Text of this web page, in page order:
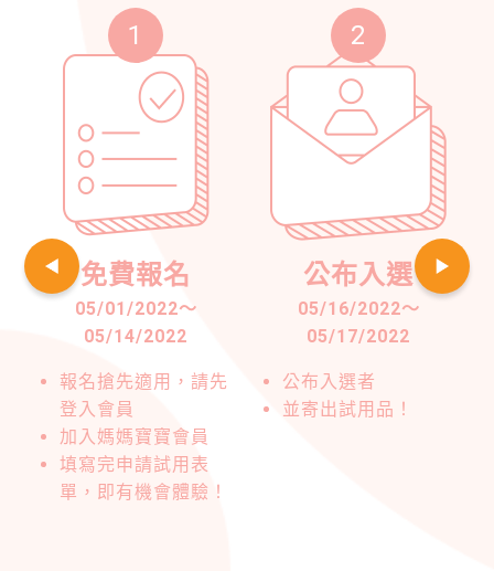
1
免費報名
05/01/2022～
05/14/2022
報名搶先適用，請先
登入會員
加入媽媽寶寶會員
填寫完申請試用表
單，即有機會體驗！
2
公布入選
05/16/2022～
05/17/2022
公布入選者
並寄出試用品！